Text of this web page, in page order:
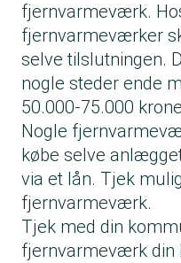
fjernvarmeværk.
fjernvarmeværker
selve tilslutningen.
nogle steder ende
50.000-75.000
Nogle
købe selve
via et lån. Tjek
fjernvarmeværk.
Tjek med din
fjernvarmeværk din